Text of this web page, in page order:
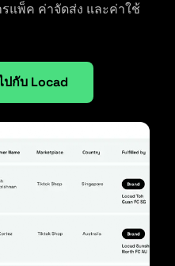
แพ็ค ค่าจัดส่ง และค่าใช้
กับ Locad